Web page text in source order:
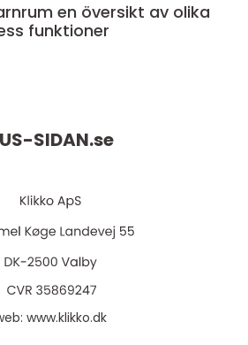
av olika
funktioner
SIDAN.se
www.klikko.dk